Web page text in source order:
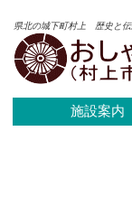
県北の城下町村上 歴史と伝
施設案内